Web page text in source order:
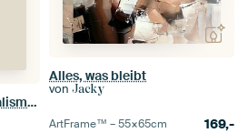
Skandinavischer Minimalismus Erdiges Beige
Alles, was bleibt
von Jacky
ArtFrame™ –55×65cm 169,-